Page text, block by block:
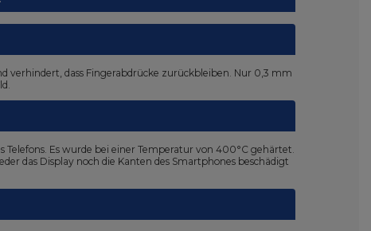
verhindert, dass Fingerabdrücke zurückbleiben. Nur 0,3 mm
Es wurde bei einer Temperatur von 400°C gehärtet.
das Display noch die Kanten des Smartphones beschädigt